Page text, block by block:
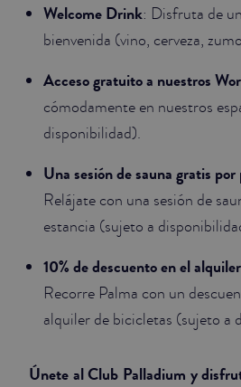
Welcome Drink: Disfruta de
bienvenida (vino, cerveza,
Acceso gratuito a nuestros
cómodamente en nuestros
disponibilidad).
Una sesión de sauna gratis
Relájate con una sesión de
estancia (sujeto a
10% de descuento en el
Recorre Palma con un
alquiler de bicicletas (sujeto a
Únete al Club Palladium y